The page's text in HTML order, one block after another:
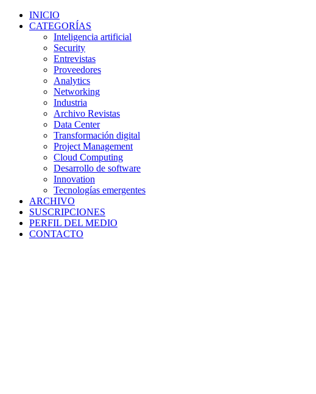
INICIO
CATEGORÍAS
Inteligencia artificial
Security
Entrevistas
Proveedores
Analytics
Networking
Industria
Archivo Revistas
Data Center
Transformación digital
Project Management
Cloud Computing
Desarrollo de software
Innovation
Tecnologías emergentes
ARCHIVO
SUSCRIPCIONES
PERFIL DEL MEDIO
CONTACTO